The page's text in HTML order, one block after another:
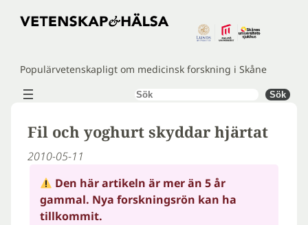
Hoppa
Populärvetenskapligt om medicinsk forskning i Skåne
Sök Sök
Fil och yoghurt skyddar hjärtat
2010-05-11
Den här artikeln är mer än 5 år
gammal. Nya forskningsrön kan ha
tillkommit.